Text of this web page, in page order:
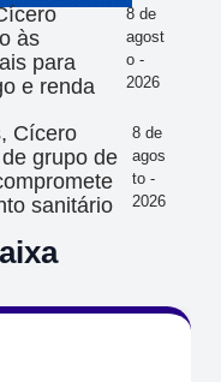
às
para
e renda
8 de
agost
o -
2026
Cícero
grupo de
sanitário
8 de
agos
to -
2026